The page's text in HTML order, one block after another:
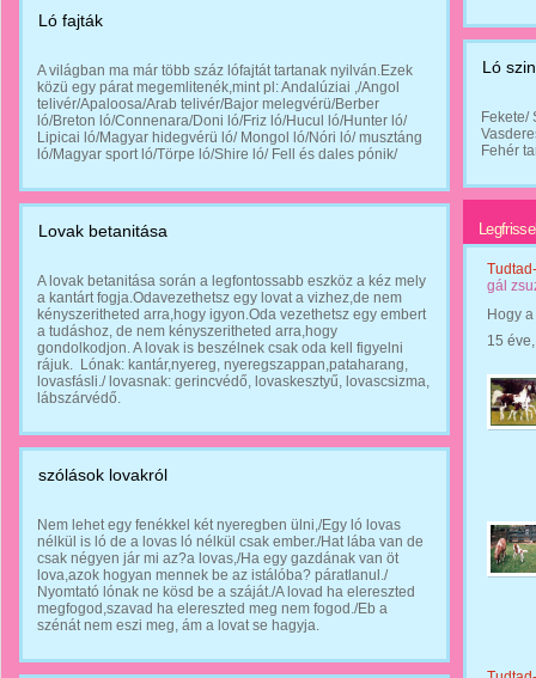
Ló fajták
A világban ma már több száz lófajtát tartanak nyilván.Ezek
közü egy párat megemlitenék,mint pl: Andalúziai ,/Angol
telivér/Apaloosa/Arab telivér/Bajor melegvérü/Berber
ló/Breton ló/Connenara/Doni ló/Friz ló/Hucul ló/Hunter ló/
Lipicai ló/Magyar hidegvérü ló/ Mongol ló/Nóri ló/ musztáng
ló/Magyar sport ló/Törpe ló/Shire ló/ Fell és dales pónik/
Lovak betanitása
A lovak betanitása során a legfontossabb eszköz a kéz mely
a kantárt fogja.Odavezethetsz egy lovat a vizhez,de nem
kényszeritheted arra,hogy igyon.Oda vezethetsz egy embert
a tudáshoz, de nem kényszeritheted arra,hogy
gondolkodjon. A lovak is beszélnek csak oda kell figyelni
rájuk. Lónak: kantár,nyereg, nyeregszappan,pataharang,
lovasfásli./ lovasnak: gerincvédő, lovaskesztyű, lovascsizma,
lábszárvédő.
szólások lovakról
Nem lehet egy fenékkel két nyeregben ülni,/Egy ló lovas
nélkül is ló de a lovas ló nélkül csak ember./Hat lába van de
csak négyen jár mi az?a lovas,/Ha egy gazdának van öt
lova,azok hogyan mennek be az istálóba? páratlanul./
Nyomtató lónak ne kösd be a száját./A lovad ha elereszted
megfogod,szavad ha elereszted meg nem fogod./Eb a
szénát nem eszi meg, ám a lovat se hagyja.
Ló
Fekete/
Fehér
gál
Hogy
15